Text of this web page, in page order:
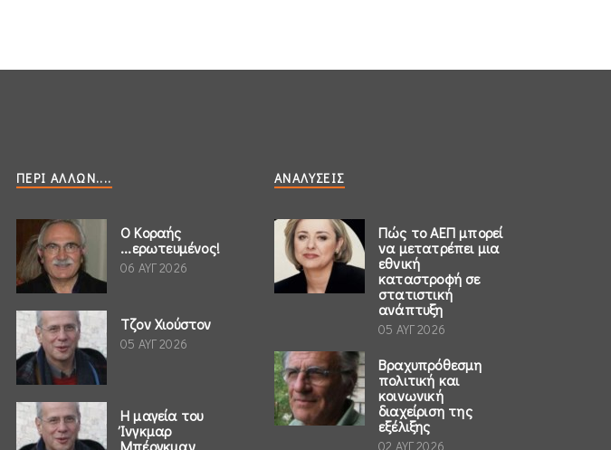
ΠΕΡΊ ΆΛΛΩΝ....
Ο Κοραής
...ερωτευμένος!
06 ΑΥΓ 2026
Τζον Χιούστον
05 ΑΥΓ 2026
Η μαγεία του
Ίνγκμαρ
ΑΝΑΛΎΣΕΙΣ
Πώς το ΑΕΠ μπορεί
να μετατρέπει μια
εθνική
καταστροφή σε
στατιστική
ανάπτυξη
05 ΑΥΓ 2026
Βραχυπρόθεσμη
πολιτική και
κοινωνική
διαχείριση της
εξέλιξης
02 ΑΥΓ 2026